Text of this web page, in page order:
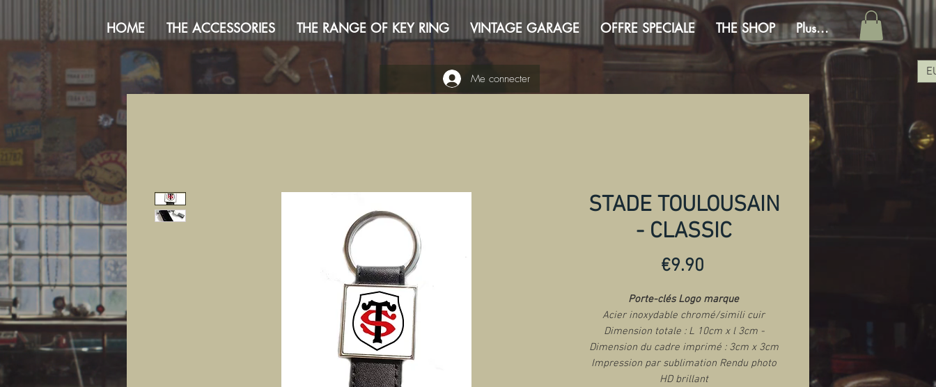
HOME THE ACCESSORIES THE RANGE OF KEY RING VINTAGE GARAGE OFFRE SPECIALE THE SHOP Plus...
Me connecter
STADE TOULOUSAIN
- CLASSIC
€9.90Price
Porte-clés Logo marque
Acier inoxydable chromé/simili cuir
Dimension totale : L 10cm x l 3cm -
Dimension du cadre imprimé : 3cm x 3cm
Impression par sublimation Rendu photo
HD brillant